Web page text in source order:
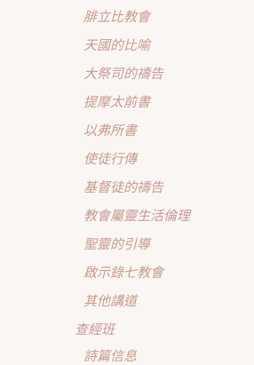
腓立比教會
天國的比喻
大祭司的禱告
提摩太前書
以弗所書
使徒行傳
基督徒的禱告
教會屬靈生活倫理
聖靈的引導
啟示錄七教會
其他講道
查經班
詩篇信息